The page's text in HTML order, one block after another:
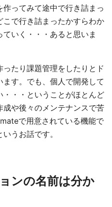
ってみて途中で行き詰まっ
で行き詰まったかすらわか
いく・・・あると思いま
たり課題管理をしたりとド
す。でも、個人で開発して
・・ということがほとんど
や後々のメンテナンスで苦
で用意されている機能で
うお話です。
ンの名前は分か